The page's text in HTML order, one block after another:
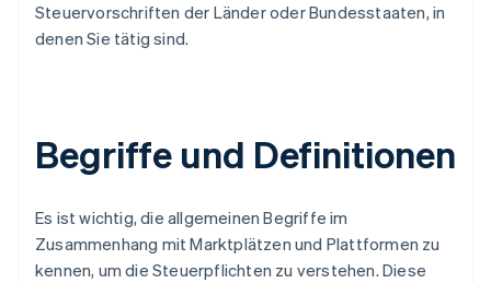
Steuervorschriften der Länder oder Bundesstaaten, in
denen Sie tätig sind.
Begriffe und Definitionen
Es ist wichtig, die allgemeinen Begriffe im
Zusammenhang mit Marktplätzen und Plattformen zu
kennen, um die Steuerpflichten zu verstehen. Diese